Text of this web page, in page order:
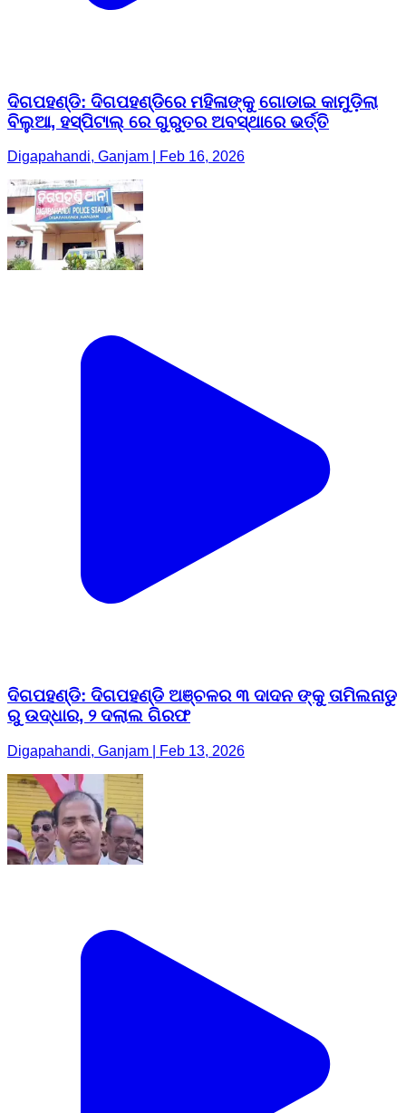
ଦିଗପହଣ୍ଡି: ଦିଗପହଣ୍ଡିରେ ମହିଳାଙ୍କୁ ଗୋଡାଇ କାମୁଡ଼ିଲା
ବିଲୁଆ, ହସ୍ପିଟାଲ୍ ରେ ଗୁରୁତର ଅବସ୍ଥାରେ ଭର୍ତ୍ତି
Digapahandi, Ganjam | Feb 16, 2026
ଦିଗପହଣ୍ଡି: ଦିଗପହଣ୍ଡି ଅଞ୍ଚଳର ୩ ଦାଦନ ଙ୍କୁ ତାମିଲନାଡୁ
ରୁ ଉଦ୍ଧାର, ୨ ଦଲାଲ ଗିରଫ
Digapahandi, Ganjam | Feb 13, 2026